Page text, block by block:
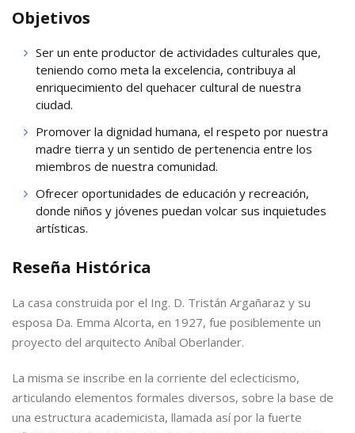
Objetivos
Ser un ente productor de actividades culturales que,
teniendo como meta la excelencia, contribuya al
enriquecimiento del quehacer cultural de nuestra
ciudad.
Promover la dignidad humana, el respeto por nuestra
madre tierra y un sentido de pertenencia entre los
miembros de nuestra comunidad.
Ofrecer oportunidades de educación y recreación,
donde niños y jóvenes puedan volcar sus inquietudes
artísticas.
Reseña Histórica
La casa construida por el Ing. D. Tristán Argañaraz y su
esposa Da. Emma Alcorta, en 1927, fue posiblemente un
proyecto del arquitecto Aníbal Oberlander.
La misma se inscribe en la corriente del eclecticismo,
articulando elementos formales diversos, sobre la base de
una estructura academicista, llamada así por la fuerte